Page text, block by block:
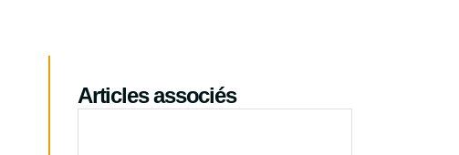
Articles associés